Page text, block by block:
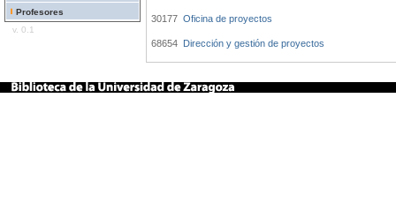
Profesores
v. 0.1
30177 Oficina de proyectos
68654 Dirección y gestión de proyectos